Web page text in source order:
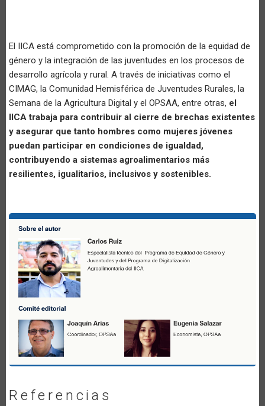
El IICA está comprometido con la promoción de la equidad de
género y la integración de las juventudes en los procesos de
desarrollo agrícola y rural. A través de iniciativas como el
CIMAG, la Comunidad Hemisférica de Juventudes Rurales, la
Semana de la Agricultura Digital y el OPSAA, entre otras, el
IICA trabaja para contribuir al cierre de brechas existentes
y asegurar que tanto hombres como mujeres jóvenes
puedan participar en condiciones de igualdad,
contribuyendo a sistemas agroalimentarios más
resilientes, igualitarios, inclusivos y sostenibles.
Referencias